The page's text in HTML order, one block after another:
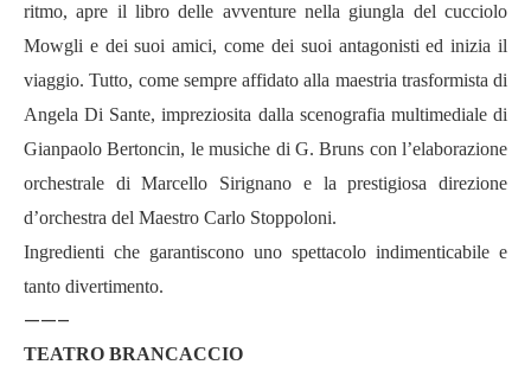
ritmo, apre il libro delle avventure nella giungla del cucciolo
Mowgli e dei suoi amici, come dei suoi antagonisti ed inizia il
viaggio. Tutto, come sempre affidato alla maestria trasformista di
Angela Di Sante, impreziosita dalla scenografia multimediale di
Gianpaolo Bertoncin, le musiche di G. Bruns con l’elaborazione
orchestrale di Marcello Sirignano e la prestigiosa direzione
d’orchestra del Maestro Carlo Stoppoloni.
Ingredienti che garantiscono uno spettacolo indimenticabile e
tanto divertimento.
——–
TEATRO BRANCACCIO